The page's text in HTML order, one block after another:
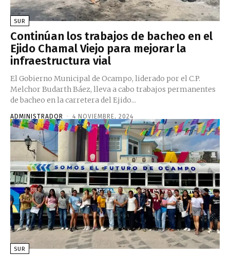
SUR
Continúan los trabajos de bacheo en el
Ejido Chamal Viejo para mejorar la
infraestructura vial
El Gobierno Municipal de Ocampo, liderado por el C.P.
Melchor Budarth Báez, lleva a cabo trabajos permanentes
de bacheo en la carretera del Ejido...
ADMINISTRADOR - 4 NOVIEMBRE, 2024
SUR